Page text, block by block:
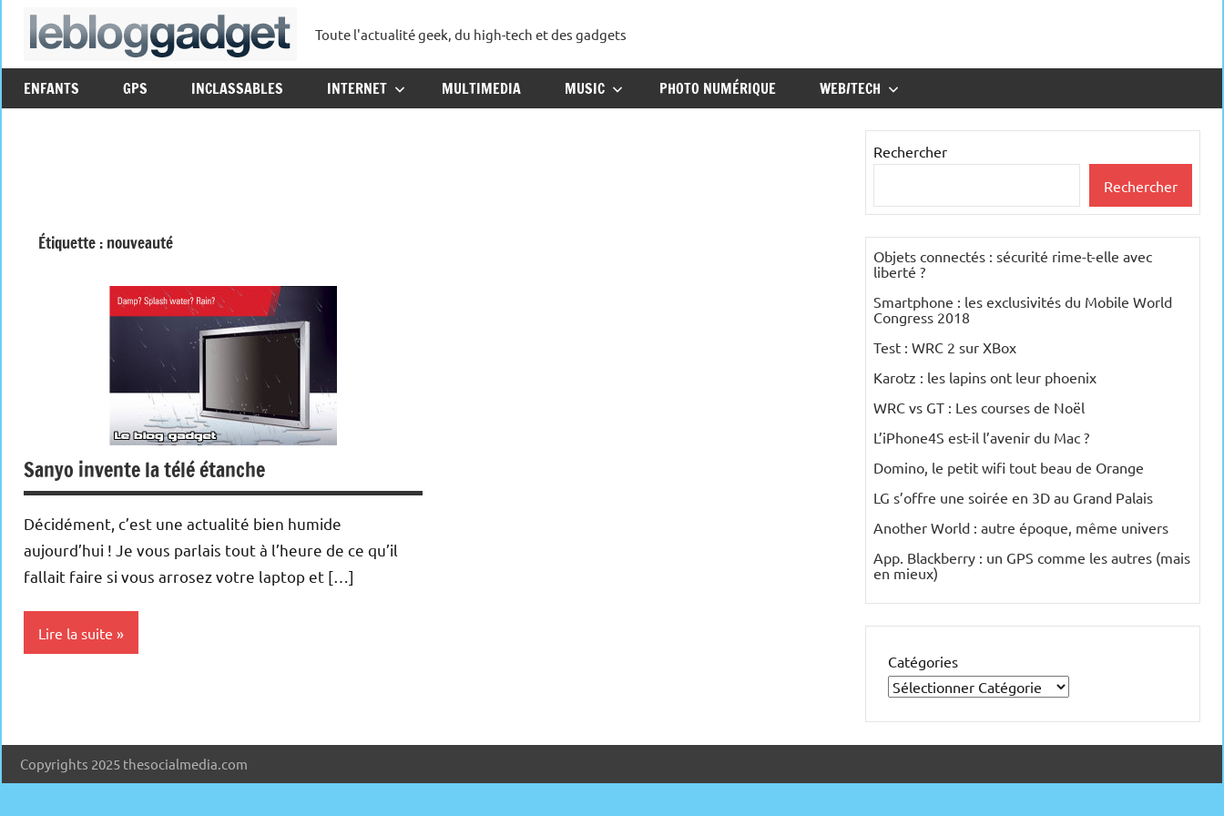
Aller
lebloggadget
Toute l'actualité geek, du high-tech et des gadgets
ENFANTS GPS INCLASSABLES INTERNET MULTIMEDIA MUSIC PHOTO NUMÉRIQUE WEB/TECH
Étiquette : nouveauté
Sanyo invente la télé étanche
Décidément, c’est une actualité bien humide
aujourd’hui ! Je vous parlais tout à l’heure de ce qu’il
fallait faire si vous arrosez votre laptop et […]
Lire la suite
Rechercher
Rechercher
Objets connectés : sécurité rime-t-elle avec
liberté ?
Smartphone : les exclusivités du Mobile World
Congress 2018
Test : WRC 2 sur XBox
Karotz : les lapins ont leur phoenix
WRC vs GT : Les courses de Noël
L’iPhone4S est-il l’avenir du Mac ?
Domino, le petit wifi tout beau de Orange
LG s’offre une soirée en 3D au Grand Palais
Another World : autre époque, même univers
App. Blackberry : un GPS comme les autres (mais
en mieux)
Catégories
Copyrights 2025 thesocialmedia.com